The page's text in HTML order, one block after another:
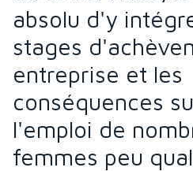
absolu d'y
stages
entreprise et les
conséquences
l'emploi de
femmes peu